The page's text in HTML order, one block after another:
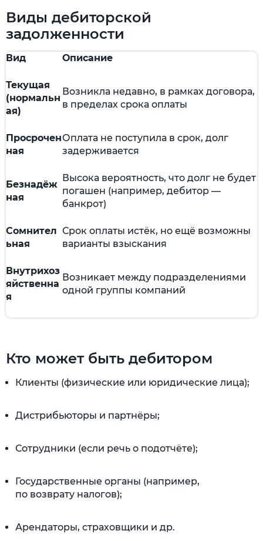
Виды дебиторской
задолженности
Вид Описание
Текущая
(нормальн
ая)
Возникла недавно, в рамках договора,
в пределах срока оплаты
Просрочен
ная
Оплата не поступила в срок, долг
задерживается
Безнадёж
ная
Высока вероятность, что долг не будет
погашен (например, дебитор —
банкрот)
Сомнител
ьная
Срок оплаты истёк, но ещё возможны
варианты взыскания
Внутрихоз
яйственна
я
Возникает между подразделениями
одной группы компаний
Кто может быть дебитором
Клиенты (физические или юридические лица);
Дистрибьюторы и партнёры;
Сотрудники (если речь о подотчёте);
Государственные органы (например,
по возврату налогов);
Арендаторы, страховщики и др.